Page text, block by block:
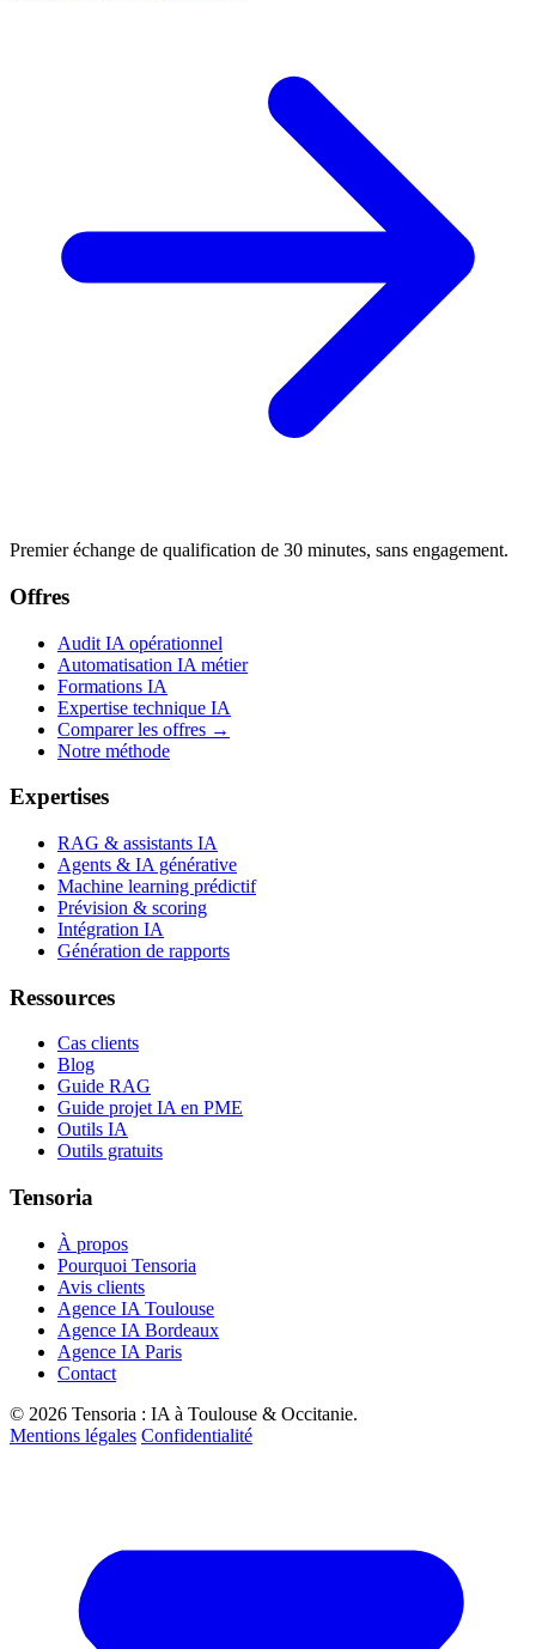
Premier échange de qualification de 30 minutes, sans engagement.
Offres
Audit IA opérationnel
Automatisation IA métier
Formations IA
Expertise technique IA
Comparer les offres →
Notre méthode
Expertises
RAG & assistants IA
Agents & IA générative
Machine learning prédictif
Prévision & scoring
Intégration IA
Génération de rapports
Ressources
Cas clients
Blog
Guide RAG
Guide projet IA en PME
Outils IA
Outils gratuits
Tensoria
À propos
Pourquoi Tensoria
Avis clients
Agence IA Toulouse
Agence IA Bordeaux
Agence IA Paris
Contact
© 2026 Tensoria : IA à Toulouse & Occitanie.
Mentions légales Confidentialité